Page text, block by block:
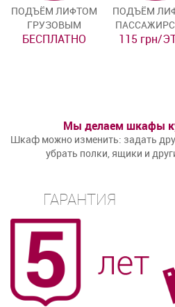
ПОДЪЁМ ЛИФТОМ
ГРУЗОВЫМ
БЕСПЛАТНО
ПОДЪЁМ
115 грн/
Мы делаем шкафы
Шкаф можно изменить: задать
убрать полки, ящики и
ГАРАНТИЯ